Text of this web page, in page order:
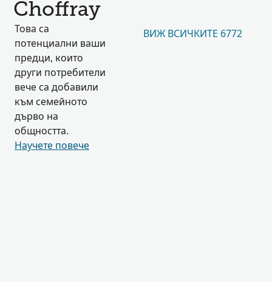
Choffray
Това са
потенциални ваши
предци, които
други потребители
вече са добавили
към семейното
дърво на
общността.
Научете повече
ВИЖ ВСИЧКИТЕ 6772